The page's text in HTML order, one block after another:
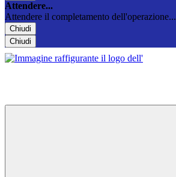
Attendere...
Attendere il completamento dell'operazione...
Chiudi
Chiudi